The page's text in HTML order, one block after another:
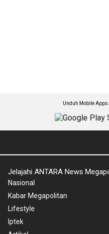
Unduh Mobile
Jelajahi ANTARA News
Nasional
Kabar Megapolitan
Lifestyle
Iptek